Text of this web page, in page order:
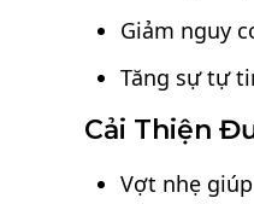
Giảm nguy
Tăng sự tự
Cải Thiện
Vợt nhẹ